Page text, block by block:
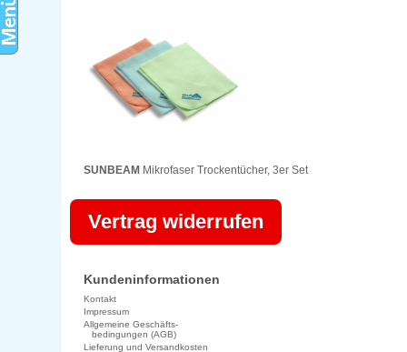
SUNBEAM Mikrofaser Trockentücher, 3er Set
Vertrag widerrufen
Kundeninformationen
Kontakt
Impressum
Allgemeine Geschäfts-
bedingungen (AGB)
Lieferung und Versandkosten